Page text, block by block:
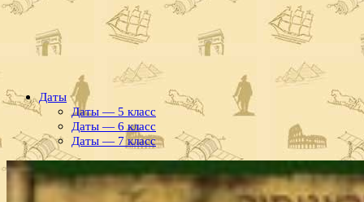
Даты
Даты — 5 класс
Даты — 6 класс
Даты — 7 класс